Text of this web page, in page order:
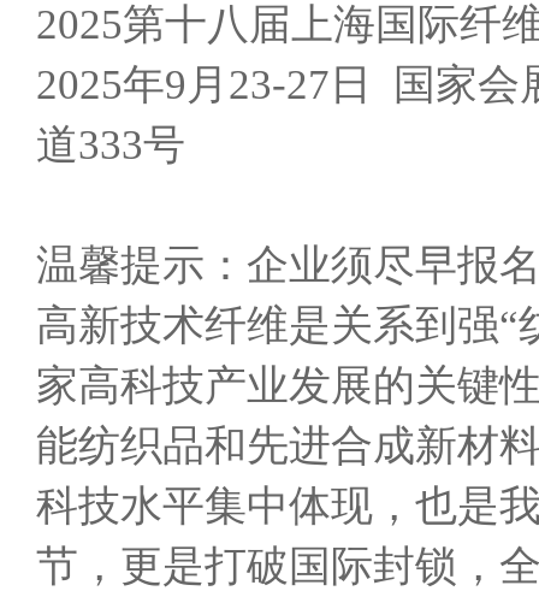
2025第十八届上海国际纤
2025年9月23-27日 国家
道333号
温馨提示：企业须尽早报
高新技术纤维是关系到强“
家高科技产业发展的关键
能纺织品和先进合成新材
科技水平集中体现，也是
节，更是打破国际封锁，